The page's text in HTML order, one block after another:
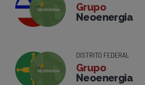
Grupo
Neoenergia
DISTRITO FEDERAL
Grupo
Neoenergia